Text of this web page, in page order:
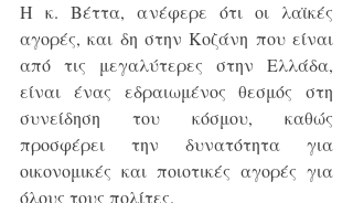
Η κ. Βέττα, ανέφερε ότι οι λαϊκές
αγορές, και δη στην Κοζάνη που είναι
από τις μεγαλύτερες στην Ελλάδα,
είναι ένας εδραιωμένος θεσμός στη
συνείδηση του κόσμου, καθώς
προσφέρει την δυνατότητα για
οικονομικές και ποιοτικές αγορές για
όλους τους πολίτες.